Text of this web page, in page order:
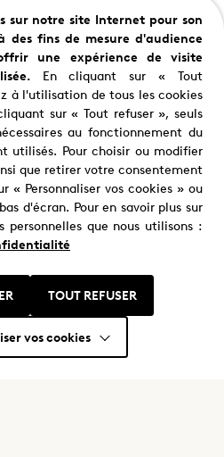
Tom Riley
Claude Sabine
trouver
trouver ?
sur notre site Internet pour son
des fins de mesure d'audience
une expérience de visite
En cliquant sur « Tout
à l'utilisation de tous les cookies
sur « Tout refuser », seuls
au fonctionnement du
utilisés. Pour choisir ou modifier
que retirer votre consentement
« Personnaliser vos cookies » ou
d'écran. Pour en savoir plus sur
personnelles que nous utilisons :
TOUT REFUSER
vos cookies